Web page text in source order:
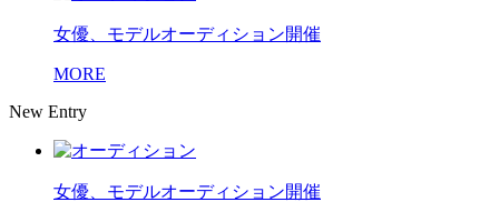
女優、モデルオーディション開催
MORE
New Entry
女優、モデルオーディション開催